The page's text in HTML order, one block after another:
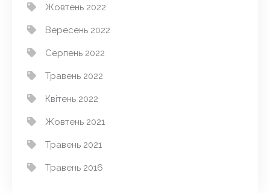
Жовтень 2022
Вересень 2022
Серпень 2022
Травень 2022
Квітень 2022
Жовтень 2021
Травень 2021
Травень 2016